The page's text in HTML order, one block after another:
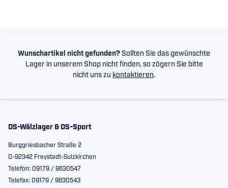
Wunschartikel nicht gefunden? Sollten Sie das gewünschte
Lager in unserem Shop nicht finden, so zögern Sie bitte
nicht uns zu kontaktieren.
DS-Wälzlager & DS-Sport
Burggriesbacher Straße 2
D-92342 Freystadt-Sulzkirchen
Telefon: 09179 / 9630547
Telefax: 09179 / 9630543